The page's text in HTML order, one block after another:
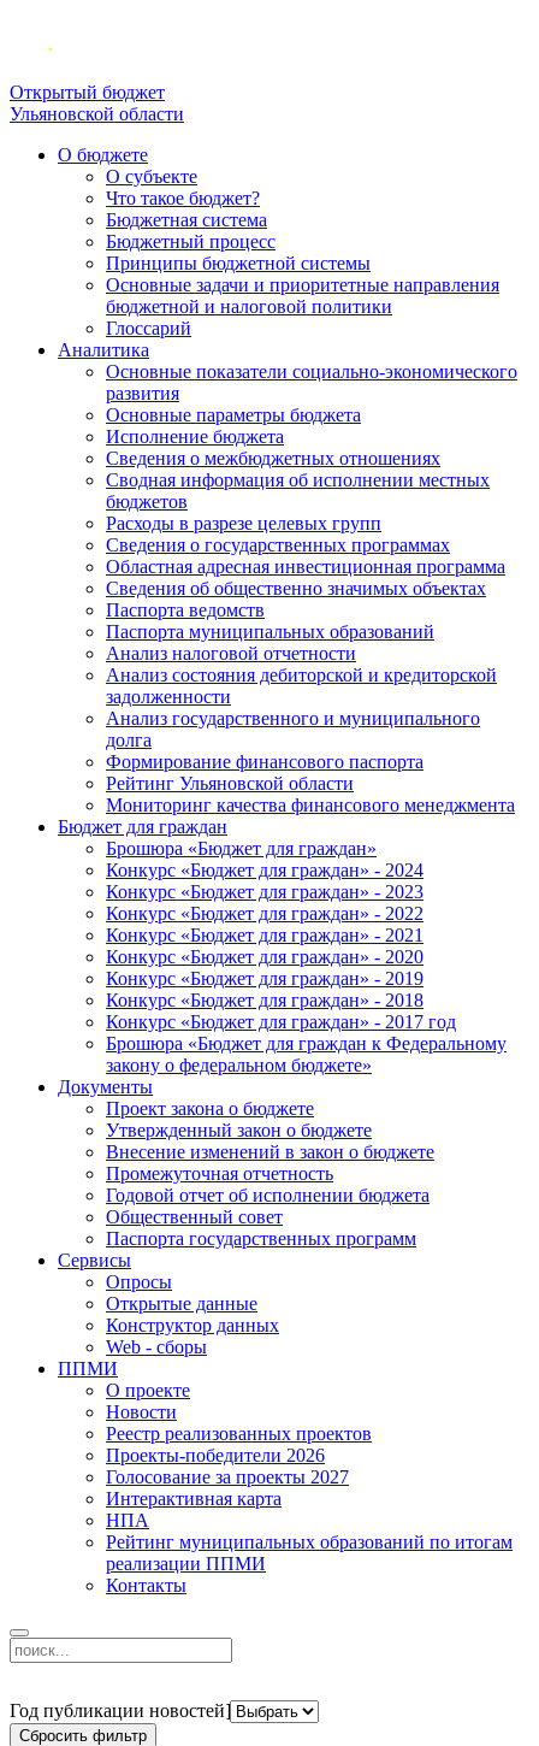
Открытый бюджет
Ульяновской области
О бюджете
О субъекте
Что такое бюджет?
Бюджетная система
Бюджетный процесс
Принципы бюджетной системы
Основные задачи и приоритетные направления
бюджетной и налоговой политики
Глоссарий
Аналитика
Основные показатели социально-экономического
развития
Основные параметры бюджета
Исполнение бюджета
Сведения о межбюджетных отношениях
Сводная информация об исполнении местных
бюджетов
Расходы в разрезе целевых групп
Сведения о государственных программах
Областная адресная инвестиционная программа
Сведения об общественно значимых объектах
Паспорта ведомств
Паспорта муниципальных образований
Анализ налоговой отчетности
Анализ состояния дебиторской и кредиторской
задолженности
Анализ государственного и муниципального
долга
Формирование финансового паспорта
Рейтинг Ульяновской области
Мониторинг качества финансового менеджмента
Бюджет для граждан
Брошюра «Бюджет для граждан»
Конкурс «Бюджет для граждан» - 2024
Конкурс «Бюджет для граждан» - 2023
Конкурс «Бюджет для граждан» - 2022
Конкурс «Бюджет для граждан» - 2021
Конкурс «Бюджет для граждан» - 2020
Конкурс «Бюджет для граждан» - 2019
Конкурс «Бюджет для граждан» - 2018
Конкурс «Бюджет для граждан» - 2017 год
Брошюра «Бюджет для граждан к Федеральному
закону о федеральном бюджете»
Документы
Проект закона о бюджете
Утвержденный закон о бюджете
Внесение изменений в закон о бюджете
Промежуточная отчетность
Годовой отчет об исполнении бюджета
Общественный совет
Паспорта государственных программ
Сервисы
Опросы
Открытые данные
Конструктор данных
Web - сборы
ППМИ
О проекте
Новости
Реестр реализованных проектов
Проекты-победители 2026
Голосование за проекты 2027
Интерактивная карта
НПА
Рейтинг муниципальных образований по итогам
реализации ППМИ
Контакты
Новости
Год публикации новостей
Сбросить фильтр